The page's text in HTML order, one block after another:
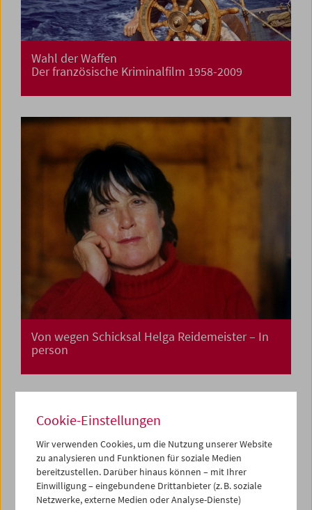
Wahl der Waffen
Der französische Kriminalfilm 1958-2009
Von wegen Schicksal Helga Reidemeister – In
person
Cookie-Einstellungen
Wir verwenden Cookies, um die Nutzung unserer Website
zu analysieren und Funktionen für soziale Medien
bereitzustellen. Darüber hinaus können – mit Ihrer
Einwilligung – eingebundene Drittanbieter (z. B. soziale
Netzwerke, externe Medien oder Analyse-Dienste)